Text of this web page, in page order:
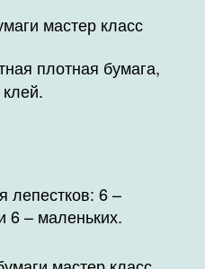
плотная бумага,
лепестков: 6 –
6 – маленьких.